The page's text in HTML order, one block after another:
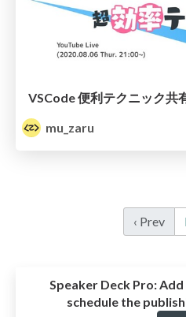
VSCode 便利テクニック共
mu_zaru
‹ Prev
Speaker Deck Pro:Add
schedule the